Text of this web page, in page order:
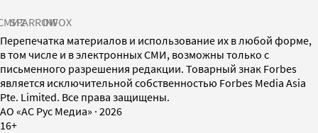
SPARROWINFOX
Перепечатка материалов и использование их в любой форме,
в том числе и в электронных СМИ, возможны только с
письменного разрешения редакции. Товарный знак Forbes
является исключительной собственностью Forbes Media Asia
Pte. Limited. Все права защищены.
AO «АС Рус Медиа» · 2026
16+